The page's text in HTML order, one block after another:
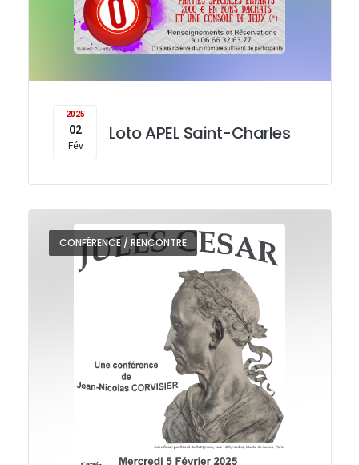
2025
02
Fév
Loto APEL Saint-Charles
CONFÉRENCE / RENCONTRE